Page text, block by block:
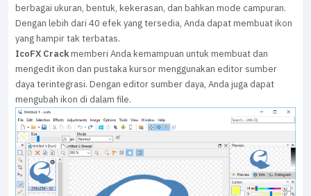
berbagai ukuran, bentuk, kekerasan, dan bahkan mode campuran.
Dengan lebih dari 40 efek yang tersedia, Anda dapat membuat ikon
yang hampir tak terbatas.
IcoFX Crackmemberi Anda kemampuan untuk membuat dan
mengedit ikon dan pustaka kursor menggunakan editor sumber
daya terintegrasi. Dengan editor sumber daya, Anda juga dapat
mengubah ikon di dalam file.